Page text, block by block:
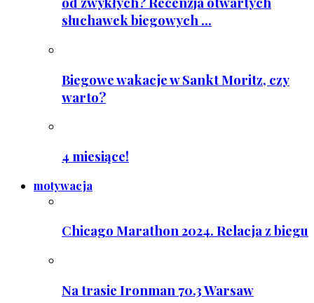
słuchawek biegowych ...
Biegowe wakacje w Sankt Moritz, czy
warto?
4 miesiące!
motywacja
Chicago Marathon 2024. Relacja z biegu
Na trasie Ironman 70.3 Warsaw